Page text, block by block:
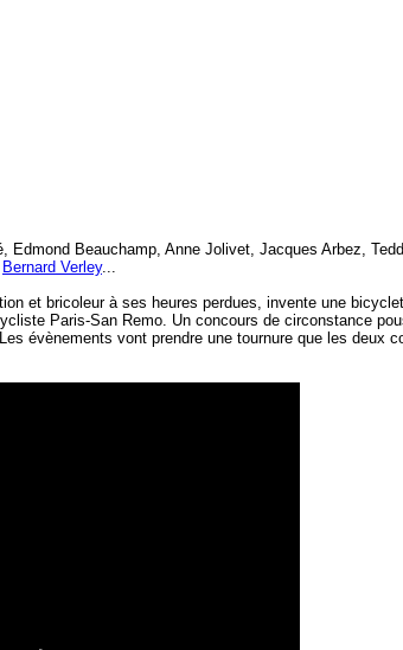
Edmond Beauchamp, Anne Jolivet, Jacques Arbez,
Bernard Verley...
et bricoleur à ses heures perdues, invente une
Paris-San Remo. Un concours de circonstance
évènements vont prendre une tournure que les deux